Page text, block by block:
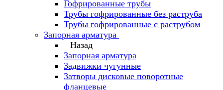
Гофрированные трубы
Трубы гофрированные без раструба
Трубы гофрированные с раструбом
Запорная арматура
Назад
Запорная арматура
Задвижки чугунные
Затворы дисковые поворотные
фланцевые